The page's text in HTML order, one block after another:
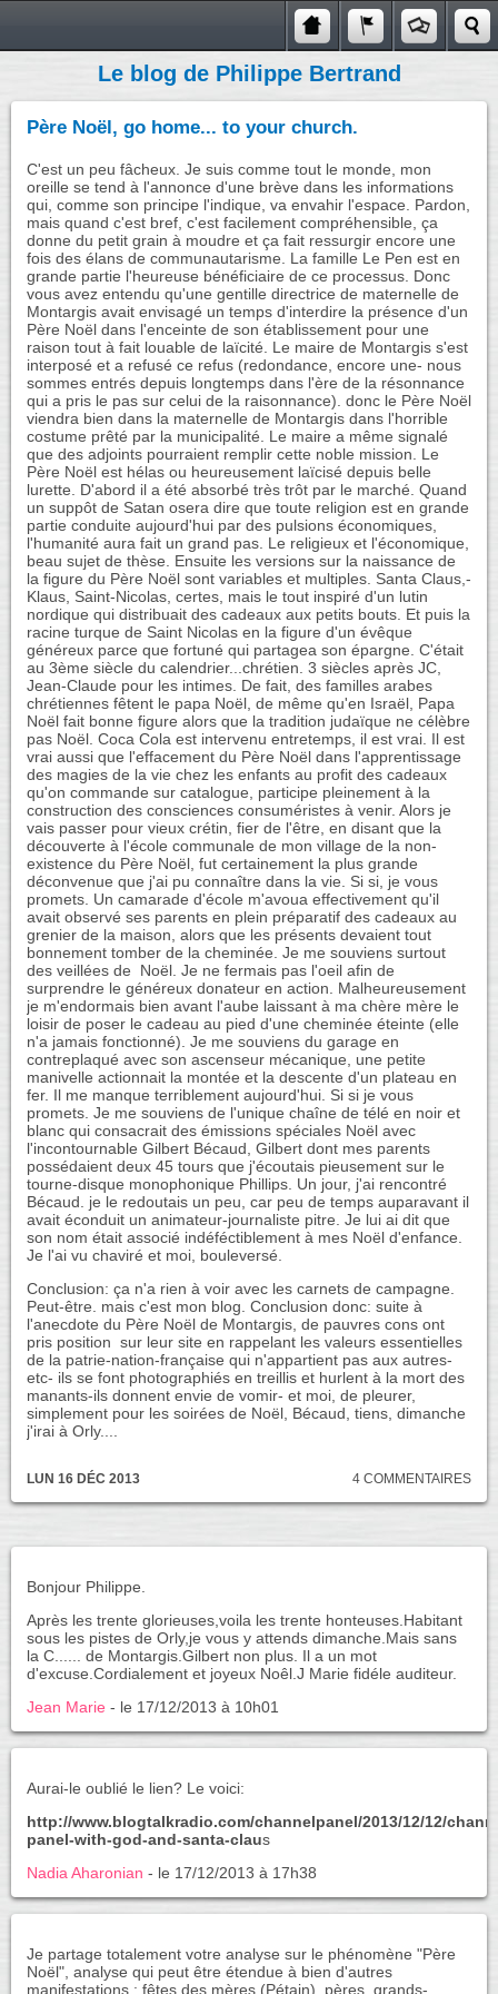
Le blog de Philippe Bertrand
Père Noël, go home... to your church.
C'est un peu fâcheux. Je suis comme tout le monde, mon
oreille se tend à l'annonce d'une brève dans les informations
qui, comme son principe l'indique, va envahir l'espace. Pardon,
mais quand c'est bref, c'est facilement compréhensible, ça
donne du petit grain à moudre et ça fait ressurgir encore une
fois des élans de communautarisme. La famille Le Pen est en
grande partie l'heureuse bénéficiaire de ce processus. Donc
vous avez entendu qu'une gentille directrice de maternelle de
Montargis avait envisagé un temps d'interdire la présence d'un
Père Noël dans l'enceinte de son établissement pour une
raison tout à fait louable de laïcité. Le maire de Montargis s'est
interposé et a refusé ce refus (redondance, encore une- nous
sommes entrés depuis longtemps dans l'ère de la résonnance
qui a pris le pas sur celui de la raisonnance). donc le Père Noël
viendra bien dans la maternelle de Montargis dans l'horrible
costume prêté par la municipalité. Le maire a même signalé
que des adjoints pourraient remplir cette noble mission. Le
Père Noël est hélas ou heureusement laïcisé depuis belle
lurette. D'abord il a été absorbé très trôt par le marché. Quand
un suppôt de Satan osera dire que toute religion est en grande
partie conduite aujourd'hui par des pulsions économiques,
l'humanité aura fait un grand pas. Le religieux et l'économique,
beau sujet de thèse. Ensuite les versions sur la naissance de
la figure du Père Noël sont variables et multiples. Santa Claus,-
Klaus, Saint-Nicolas, certes, mais le tout inspiré d'un lutin
nordique qui distribuait des cadeaux aux petits bouts. Et puis la
racine turque de Saint Nicolas en la figure d'un évêque
généreux parce que fortuné qui partagea son épargne. C'était
au 3ème siècle du calendrier...chrétien. 3 siècles après JC,
Jean-Claude pour les intimes. De fait, des familles arabes
chrétiennes fêtent le papa Noël, de même qu'en Israël, Papa
Noël fait bonne figure alors que la tradition judaïque ne célèbre
pas Noël. Coca Cola est intervenu entretemps, il est vrai. Il est
vrai aussi que l'effacement du Père Noël dans l'apprentissage
des magies de la vie chez les enfants au profit des cadeaux
qu'on commande sur catalogue, participe pleinement à la
construction des consciences consuméristes à venir. Alors je
vais passer pour vieux crétin, fier de l'être, en disant que la
découverte à l'école communale de mon village de la non-
existence du Père Noël, fut certainement la plus grande
déconvenue que j'ai pu connaître dans la vie. Si si, je vous
promets. Un camarade d'école m'avoua effectivement qu'il
avait observé ses parents en plein préparatif des cadeaux au
grenier de la maison, alors que les présents devaient tout
bonnement tomber de la cheminée. Je me souviens surtout
des veillées de Noël. Je ne fermais pas l'oeil afin de
surprendre le généreux donateur en action. Malheureusement
je m'endormais bien avant l'aube laissant à ma chère mère le
loisir de poser le cadeau au pied d'une cheminée éteinte (elle
n'a jamais fonctionné). Je me souviens du garage en
contreplaqué avec son ascenseur mécanique, une petite
manivelle actionnait la montée et la descente d'un plateau en
fer. Il me manque terriblement aujourd'hui. Si si je vous
promets. Je me souviens de l'unique chaîne de télé en noir et
blanc qui consacrait des émissions spéciales Noël avec
l'incontournable Gilbert Bécaud, Gilbert dont mes parents
possédaient deux 45 tours que j'écoutais pieusement sur le
tourne-disque monophonique Phillips. Un jour, j'ai rencontré
Bécaud. je le redoutais un peu, car peu de temps auparavant il
avait éconduit un animateur-journaliste pitre. Je lui ai dit que
son nom était associé indéféctiblement à mes Noël d'enfance.
Je l'ai vu chaviré et moi, bouleversé.
Conclusion: ça n'a rien à voir avec les carnets de campagne.
Peut-être. mais c'est mon blog. Conclusion donc: suite à
l'anecdote du Père Noël de Montargis, de pauvres cons ont
pris position sur leur site en rappelant les valeurs essentielles
de la patrie-nation-française qui n'appartient pas aux autres-
etc- ils se font photographiés en treillis et hurlent à la mort des
manants-ils donnent envie de vomir- et moi, de pleurer,
simplement pour les soirées de Noël, Bécaud, tiens, dimanche
j'irai à Orly....
LUN 16 DÉC 2013 4 COMMENTAIRES
Bonjour Philippe.
Après les trente glorieuses,voila les trente honteuses.Habitant
sous les pistes de Orly,je vous y attends dimanche.Mais sans
la C...... de Montargis.Gilbert non plus. Il a un mot
d'excuse.Cordialement et joyeux Noêl.J Marie fidéle auditeur.
Jean Marie - le 17/12/2013 à 10h01
Aurai-le oublié le lien? Le voici:
http://www.blogtalkradio.com/channelpanel/2013/12/12/
panel-with-god-and-santa-claus
Nadia Aharonian - le 17/12/2013 à 17h38
Je partage totalement votre analyse sur le phénomène "Père
Noël", analyse qui peut être étendue à bien d'autres
manifestations : fêtes des mères (Pétain), pères, grands-